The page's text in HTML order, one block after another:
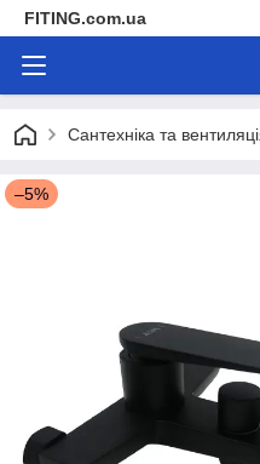
FITING.com.ua
Сантехніка та
–5%